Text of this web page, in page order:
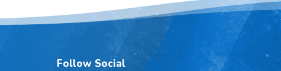
Follow Social